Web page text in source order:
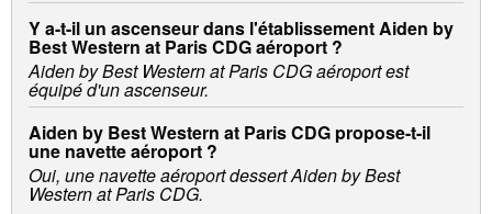
Y a-t-il un ascenseur dans l'établissement Aiden by
Best Western at Paris CDG aéroport ?
Aiden by Best Western at Paris CDG aéroport est
équipé d'un ascenseur.
Aiden by Best Western at Paris CDG propose-t-il
une navette aéroport ?
Oui, une navette aéroport dessert Aiden by Best
Western at Paris CDG.